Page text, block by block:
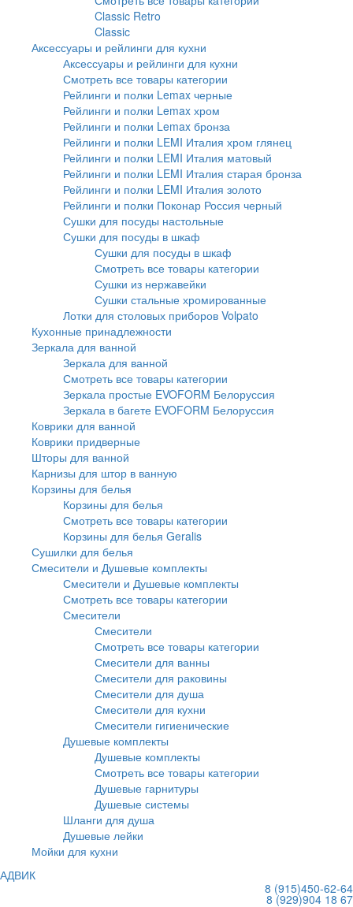
Classic Retro
Classic
Аксессуары и рейлинги для кухни
Аксессуары и рейлинги для кухни
Смотреть все товары категории
Рейлинги и полки Lemax черные
Рейлинги и полки Lemax хром
Рейлинги и полки Lemax бронза
Рейлинги и полки LEMI Италия хром глянец
Рейлинги и полки LEMI Италия матовый
Рейлинги и полки LEMI Италия старая бронза
Рейлинги и полки LEMI Италия золото
Рейлинги и полки Поконар Россия черный
Сушки для посуды настольные
Сушки для посуды в шкаф
Сушки для посуды в шкаф
Смотреть все товары категории
Сушки из нержавейки
Сушки стальные хромированные
Лотки для столовых приборов Volpato
Кухонные принадлежности
Зеркала для ванной
Зеркала для ванной
Смотреть все товары категории
Зеркала простые EVOFORM Белоруссия
Зеркала в багете EVOFORM Белоруссия
Коврики для ванной
Коврики придверные
Шторы для ванной
Карнизы для штор в ванную
Корзины для белья
Корзины для белья
Смотреть все товары категории
Корзины для белья Geralis
Сушилки для белья
Смесители и Душевые комплекты
Смесители и Душевые комплекты
Смотреть все товары категории
Смесители
Смесители
Смотреть все товары категории
Смесители для ванны
Смесители для раковины
Смесители для душа
Смесители для кухни
Смесители гигиенические
Душевые комплекты
Душевые комплекты
Смотреть все товары категории
Душевые гарнитуры
Душевые системы
Шланги для душа
Душевые лейки
Мойки для кухни
АДВИК
8 (915)450-62-64
8 (929)904 18 67